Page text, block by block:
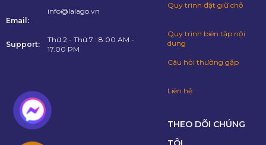
Email:
info@lalago.vn
Support:
Thứ 2 - Thứ 7 : 8.00 AM -
17.00 PM
Quy trình đặt giữ chỗ
Quy trình biên tập nội
dung
Câu hỏi thường gặp
Liên hệ
THEO DÕI CHÚNG